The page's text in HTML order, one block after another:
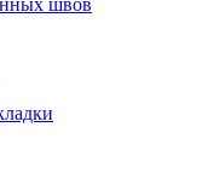
швов